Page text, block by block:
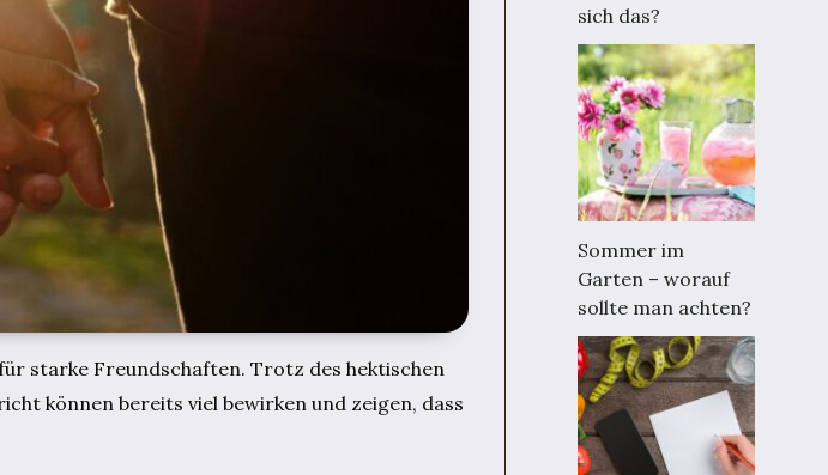
starke Freundschaften. Trotz des hektischen
können bereits viel bewirken und zeigen, dass
sich das?
Sommer im
Garten – worauf
sollte man achten?